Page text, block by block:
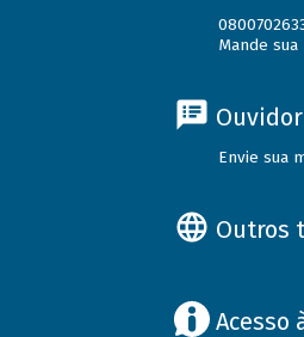
Mande
Envie sua
Outros
Acesso